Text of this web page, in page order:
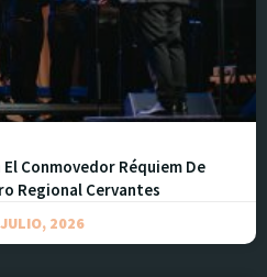
Conmovedor Réquiem De
Regional Cervantes
2026